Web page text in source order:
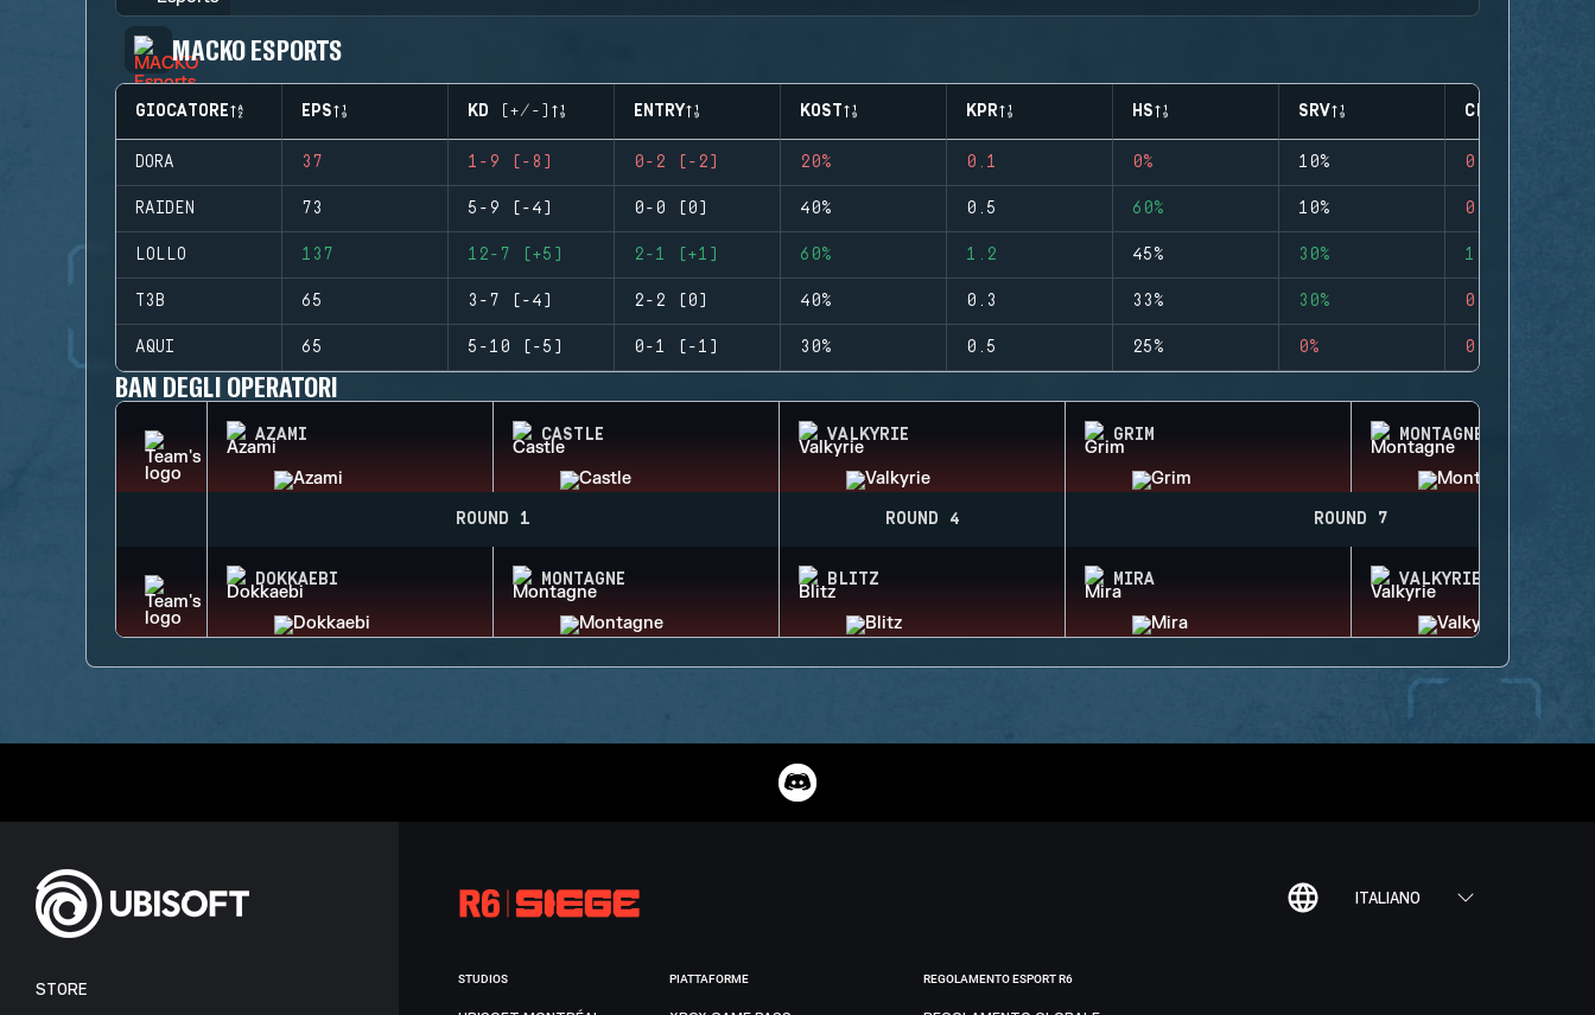
MACKO ESPORTS
GIOCATORE EPS KD (+/-) ENTRY KOST KPR HS SRV CLUTCHES
DORA 37 1-9 (-8) 0-2 (-2) 20% 0.1 0% 10% 0
RAIDEN 73 5-9 (-4) 0-0 (0) 40% 0.5 60% 10% 0
LOLLO 137 12-7 (+5) 2-1 (+1) 60% 1.2 45% 30% 1
T3B 65 3-7 (-4) 2-2 (0) 40% 0.3 33% 30% 0
AQUI 65 5-10 (-5) 0-1 (-1) 30% 0.5 25% 0% 0
BAN DEGLI OPERATORI
AZAMI CASTLE VALKYRIE GRIM MONTAGNE
ROUND 1 ROUND 4 ROUND 7
DOKKAEBI MONTAGNE BLITZ MIRA VALKYRIE
ITALIANO
STORE
STUDIOS PIATTAFORME REGOLAMENTO ESPORT R6